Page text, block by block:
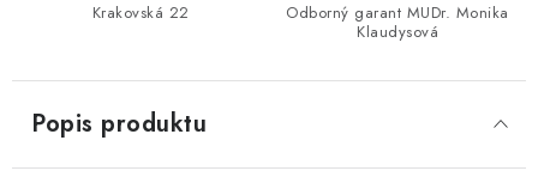
Krakovská 22
Odborný garant MUDr. Monika
Klaudysová
Popis produktu